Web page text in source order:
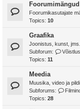
Foorumimängud
Foorumikasutajate
Topics: 10
Graafika
Joonistus, kunst, jms.
Subforum:
Topics: 11
Meedia
Muusika, video ja
Subforums:
Topics: 28